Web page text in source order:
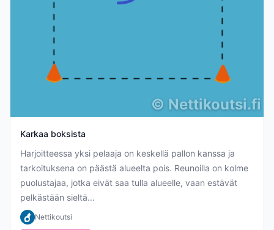
© Nettikoutsi.fi
Karkaa boksista
Harjoitteessa yksi pelaaja on keskellä pallon kanssa ja
tarkoituksena on päästä alueelta pois. Reunoilla on kolme
puolustajaa, jotka eivät saa tulla alueelle, vaan estävät
pelkästään sieltä...
Nettikoutsi